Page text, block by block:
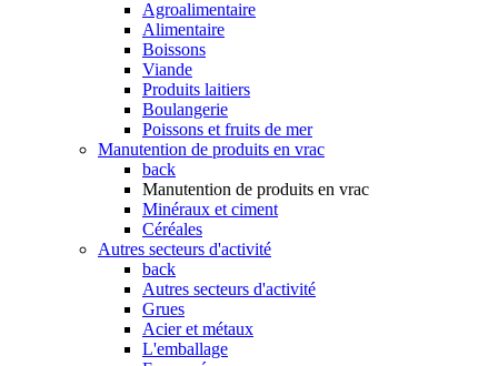
Agroalimentaire
Alimentaire
Boissons
Viande
Produits laitiers
Boulangerie
Poissons et fruits de mer
Manutention de produits en vrac
back
Manutention de produits en vrac
Minéraux et ciment
Céréales
Autres secteurs d'activité
back
Autres secteurs d'activité
Grues
Acier et métaux
L'emballage